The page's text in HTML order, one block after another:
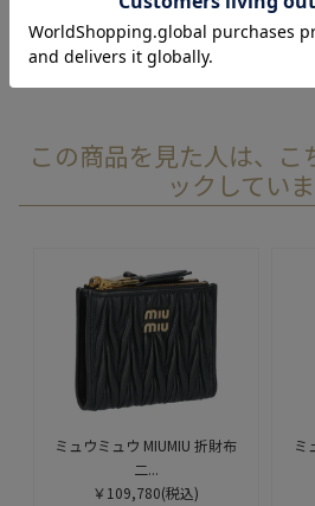
この商品を見た人は、こ
ックしてい
ミュウミュウ MIUMIU 折財布
二...
￥109,780(税込)
ミ